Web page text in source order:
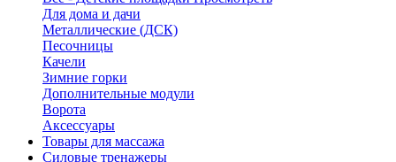
Для дома и дачи
Металлические (ДСК)
Песочницы
Качели
Зимние горки
Дополнительные модули
Ворота
Аксессуары
Товары для массажа
Силовые тренажеры